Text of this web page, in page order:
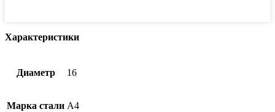
Характеристики
Диаметр 16
Марка стали А4